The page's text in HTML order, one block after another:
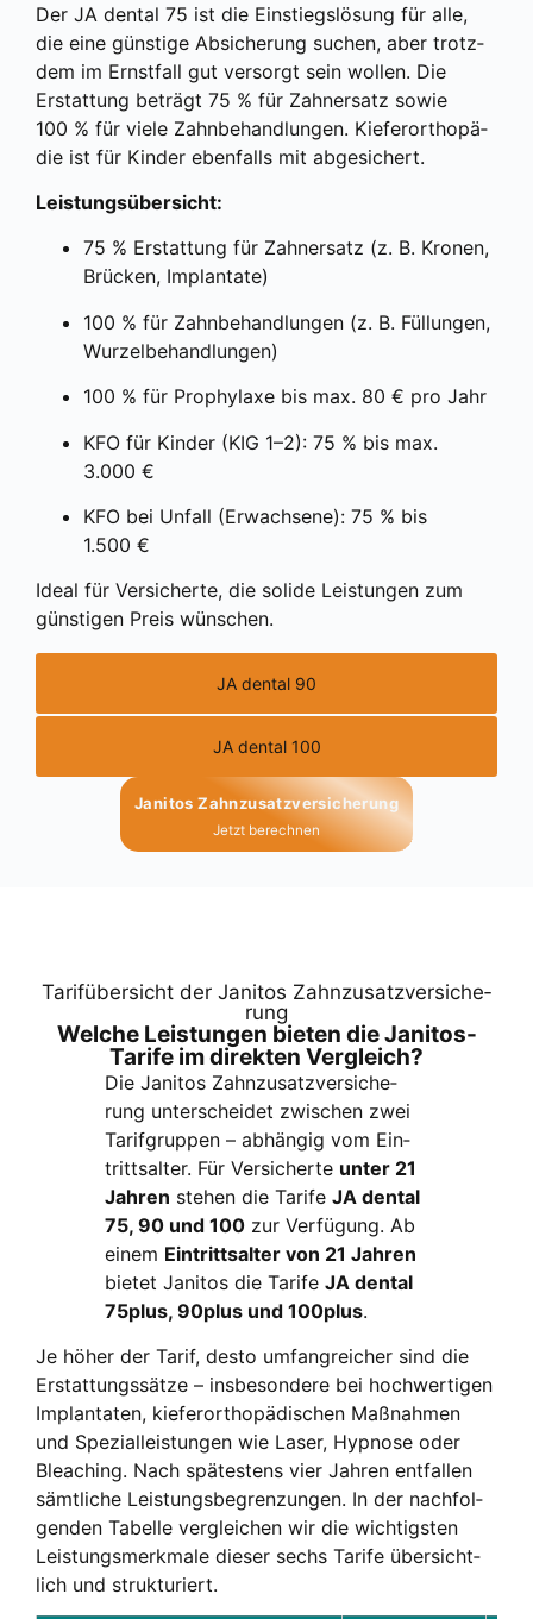
JA dental 90
JA dental 100
Der JA den­tal 75 ist die Ein­stiegs­lö­sung für alle,
die eine güns­ti­ge Absi­che­rung suchen, aber trotz­
dem im Ernst­fall gut ver­sorgt sein wol­len. Die
Erstat­tung beträgt 75 % für Zahn­ersatz sowie
100 % für vie­le Zahn­be­hand­lun­gen. Kie­fer­or­tho­pä­
die ist für Kin­der eben­falls mit abge­si­chert.
Leis­tungs­über­sicht:
75 % Erstat­tung für Zahn­ersatz (z. B. Kro­nen,
Brü­cken, Implan­ta­te)
100 % für Zahn­be­hand­lun­gen (z. B. Fül­lun­gen,
Wur­zel­be­hand­lun­gen)
100 % für Pro­phy­la­xe bis max. 80 € pro Jahr
KFO für Kin­der (KIG 1–2): 75 % bis max.
3.000 €
KFO bei Unfall (Erwach­se­ne): 75 % bis
1.500 €
Ide­al für Ver­si­cher­te, die soli­de Leis­tun­gen zum
güns­ti­gen Preis wün­schen.
Jani­tos Zahn­zu­satz­ver­si­che­rung
Jetzt berech­nen
Tarif­über­sicht der Jani­tos Zahn­zu­satz­ver­si­che­
rung
Wel­che Leis­tun­gen bie­ten die Jani­tos-
Tari­fe im direk­ten Ver­gleich?
Die Jani­tos Zahn­zu­satz­ver­si­che­
rung unter­schei­det zwi­schen zwei
Tarif­grup­pen – abhän­gig vom Ein­
tritts­al­ter. Für Ver­si­cher­te unter 21
Jah­ren ste­hen die Tari­feJA den­tal
75, 90 und 100 zur Ver­fü­gung. Ab
einem Ein­tritts­al­ter von 21 Jah­ren
bie­tet Jani­tos die Tari­feJA den­tal
75plus, 90plus und 100plus.
Je höher der Tarif, des­to umfang­rei­cher sind die
Erstat­tungs­sät­ze – ins­be­son­de­re bei hoch­wer­ti­gen
Implan­ta­ten, kie­fer­or­tho­pä­di­schen Maß­nah­men
und Spe­zi­al­leis­tun­gen wie Laser, Hyp­no­se oder
Blea­ching. Nach spä­tes­tens vier Jah­ren ent­fal­len
sämt­li­che Leis­tungs­be­gren­zun­gen. In der nach­fol­
gen­den Tabel­le ver­glei­chen wir die wich­tigs­ten
Leis­tungs­merk­ma­le die­ser sechs Tari­fe über­sicht­
lich und struk­tu­riert.